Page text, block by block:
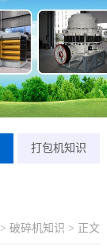
打包机知识
>破碎机知识 > 正文